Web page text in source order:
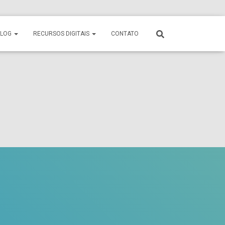
RECURSOS DIGITAIS CONTATO